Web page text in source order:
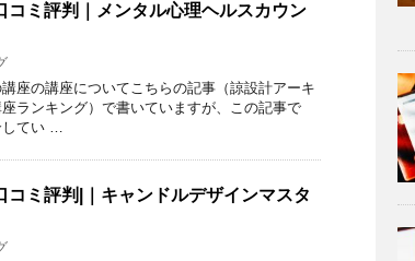
ミ評判｜メンタル心理ヘルスカウン
座の講座についてこちらの記事（諒設計アーキ
ランキング）で書いていますが、この記事で
してい …
ミ評判|｜キャンドルデザインマスタ